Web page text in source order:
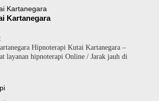
Kartanegara
Hipnoterapi Kutai Kartanegara –
layanan hipnoterapi Online / Jarak jauh di